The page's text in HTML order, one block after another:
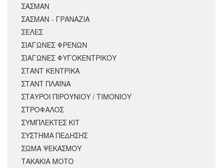
ΣΑΣΜΑΝ
ΣΑΣΜΑΝ - ΓΡΑΝΑΖΙΑ
ΣΕΛΕΣ
ΣΙΑΓΩΝΕΣ ΦΡΕΝΩΝ
ΣΙΑΓΩΝΕΣ ΦΥΓΟΚΕΝΤΡΙΚΟΥ
ΣΤΑΝΤ ΚΕΝΤΡΙΚΑ
ΣΤΑΝΤ ΠΛΑΪΝΑ
ΣΤΑΥΡΟΙ ΠΙΡΟΥΝΙΟΥ / ΤΙΜΟΝΙΟΥ
ΣΤΡΟΦΑΛΟΣ
ΣΥΜΠΛΕΚΤΕΣ ΚΙΤ
ΣΥΣΤΗΜΑ ΠΕΔΗΣΗΣ
ΣΩΜΑ ΨΕΚΑΣΜΟΥ
ΤΑΚΑΚΙΑ ΜΟΤΟ